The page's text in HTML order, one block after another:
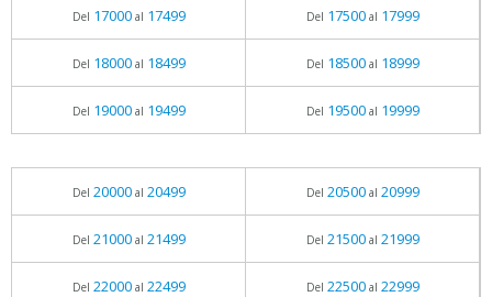
Del 17000al 17499 Del 17500al 17999
Del 18000al 18499 Del 18500al 18999
Del 19000al 19499 Del 19500al 19999
Del 20000al 20499 Del 20500al 20999
Del 21000al 21499 Del 21500al 21999
Del 22000al 22499 Del 22500al 22999